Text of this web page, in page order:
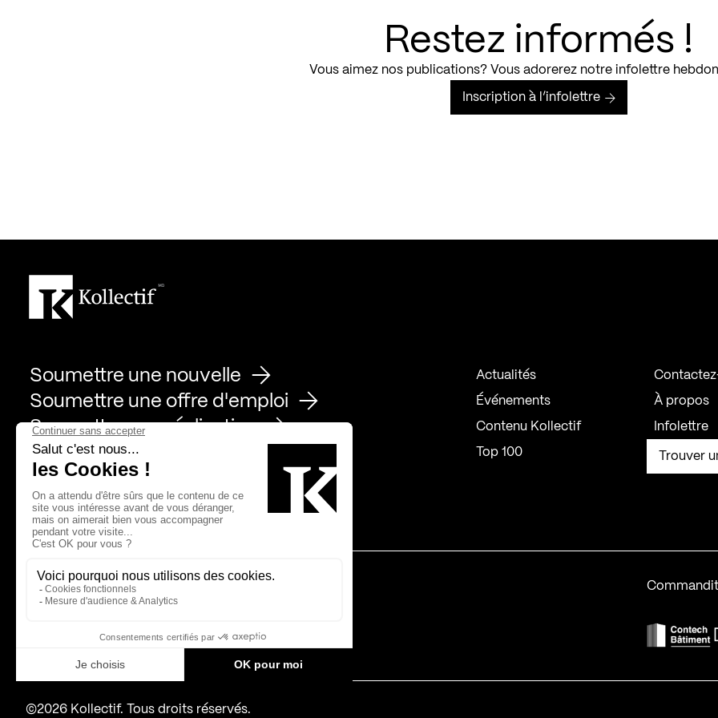
Restez informés !
Vous aimez nos publications? Vous adorerez notre infolettre
Inscription à l’infolettre
Soumettre une nouvelle
Soumettre une offre d'emploi
Soumettre une réalisation
Actualités
Événements
Contenu Kollectif
Top 100
À propos
Infolettre
Trouver
Page Facebook de Kollectif
Page Instagram de Kollectif
Page Linkedin de Kollectif
Partenaires
Bâtiment-Durable-Québec-1
Esquisses-1 MP-1
©2026 Kollectif. Tous droits réservés.